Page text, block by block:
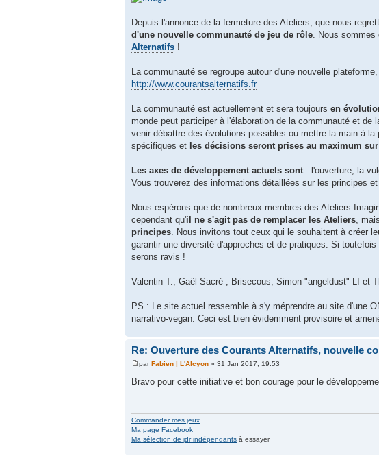
Depuis l'annonce de la fermeture des Ateliers, que nous
d'une nouvelle communauté de jeu de rôle. Nous sommes
Alternatifs !
La communauté se regroupe autour d'une nouvelle plateforme,
http://www.courantsalternatifs.fr
La communauté est actuellement et sera toujours en
monde peut participer à l'élaboration de la communauté et
venir débattre des évolutions possibles ou mettre la main à
spécifiques et les décisions seront prises au maximum
Les axes de développement actuels sont: l'ouverture, la
Vous trouverez des informations détaillées sur les principes
Nous espérons que de nombreux membres des Ateliers
cependant qu'il ne s'agit pas de remplacer les Ateliers,
principes. Nous invitons tout ceux qui le souhaitent à créer
garantir une diversité d'approches et de pratiques. Si
serons ravis !
Valentin T., Gaël Sacré , Brisecous, Simon "angeldust" LI et
PS : Le site actuel ressemble à s'y méprendre au site d'une
narrativo-vegan. Ceci est bien évidemment provisoire et
Re: Ouverture des Courants Alternatifs, nouvelle
parFabien | L'Alcyon » 31 Jan 2017, 19:53
Bravo pour cette initiative et bon courage pour le
Commander mes jeux
Ma page Facebook
Ma sélection de jdr indépendants à essayer